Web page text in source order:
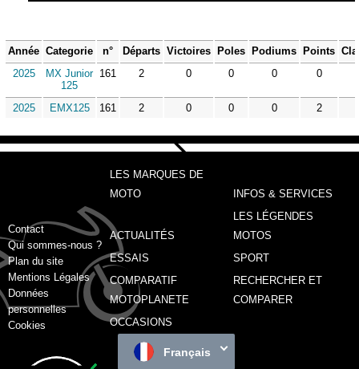
Année Categorie n° Départs Victoires Poles Podiums Points
2025
MX Junior
125
161 2 0 0 0 0
2025 EMX125 161 2 0 0 0 2
Contact
Qui sommes-nous ?
Plan du site
Mentions Légales
Données
personnelles
Cookies
LES MARQUES DE
MOTO
INFOS & SERVICES
ACTUALITÉS
LES LÉGENDES
MOTOS
ESSAIS
SPORT
COMPARATIF
MOTOPLANETE
RECHERCHER ET
COMPARER
OCCASIONS
Français